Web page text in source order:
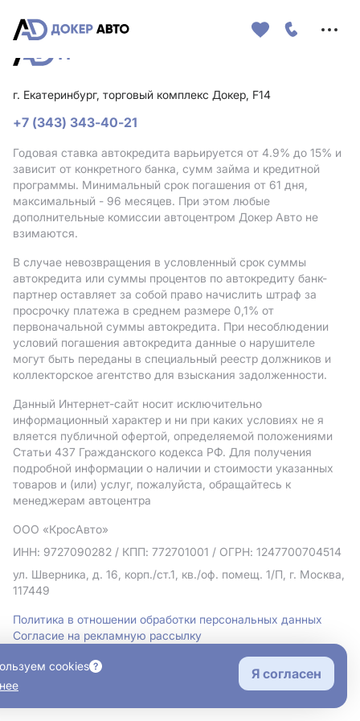
г. Екатеринбург, торговый комплекс Докер, F14
+7 (343) 343-40-21
Годовая ставка автокредита варьируется от 4.9% до 15% и
зависит от конкретного банка, сумм займа и кредитной
программы. Минимальный срок погашения от 61 дня,
максимальный - 96 месяцев. При этом любые
дополнительные комиссии автоцентром Докер Авто не
взимаются.
В случае невозвращения в условленный срок суммы
автокредита или суммы процентов по автокредиту банк-
партнер оставляет за собой право начислить штраф за
просрочку платежа в среднем размере 0,1% от
первоначальной суммы автокредита. При несоблюдении
условий погашения автокредита данные о нарушителе
могут быть переданы в специальный реестр должников и
коллекторское агентство для взыскания задолженности.
Данный Интернет-сайт носит исключительно
информационный характер и ни при каких условиях не я
вляется публичной офертой, определяемой положениями
Статьи 437 Гражданского кодекса РФ. Для получения
подробной информации о наличии и стоимости указанных
товаров и (или) услуг, пожалуйста, обращайтесь к
менеджерам автоцентра
ООО «КросАвто»
ИНН: 9727090282 / КПП: 772701001 / ОГРН: 1247700704514
ул. Шверника, д. 16, корп./ст.1, кв./оф. помещ. 1/П, г. Москва,
117449
Политика в отношении обработки персональных данных
Согласие на рекламную рассылку
cookies
Я согласен